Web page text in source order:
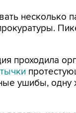
несколько
проходила
ушибы, одну